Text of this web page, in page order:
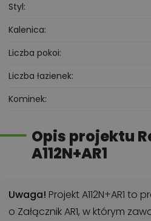
Styl
Kalenica
Liczba pokoi
Liczba łazienek
Kominek
Opis projektu
A112N+AR1
Uwaga! Projekt A112N+AR1 to
o Załącznik AR1, w którym